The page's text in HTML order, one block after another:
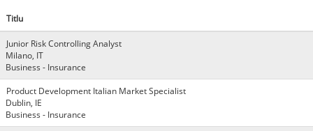
Titlu
Junior Risk Controlling Analyst
Milano, IT
Business - Insurance
Product Development Italian Market Specialist
Dublin, IE
Business - Insurance